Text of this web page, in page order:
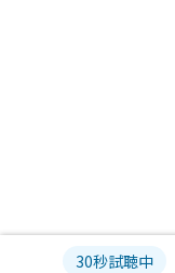
30秒試聴中